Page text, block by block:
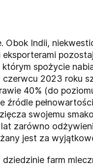
Obok Indii,
spożycie
czerwcu 2023 roku
40% (do
źródle
swojemu
zarówno
jest za
farm